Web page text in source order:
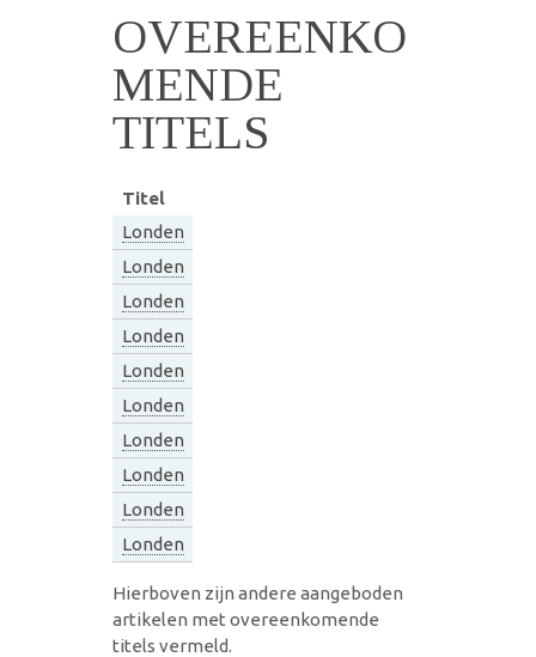
OVEREENKO
MENDE
TITELS
Titel
Londen
Londen
Londen
Londen
Londen
Londen
Londen
Londen
Londen
Londen
Hierboven zijn andere aangeboden
artikelen met overeenkomende
titels vermeld.